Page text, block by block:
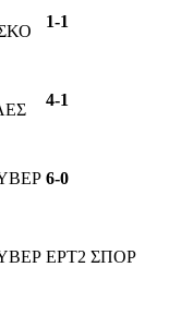
1-1
4-1
6-0
ΕΡΤ2 ΣΠΟΡ